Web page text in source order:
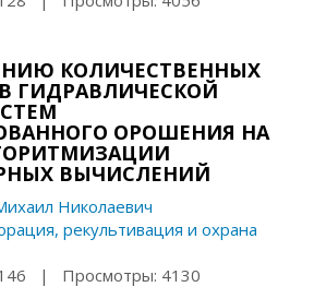
КОЛИЧЕСТВЕННЫХ
ГИДРАВЛИЧЕСКОЙ
ОРОШЕНИЯ НА
ВЫЧИСЛЕНИЙ
Николаевич
рекультивация и охрана
| Просмотры: 4130